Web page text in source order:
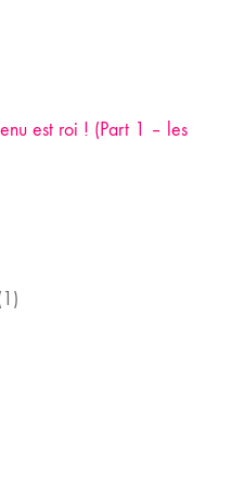
est roi ! (Part 1 – les